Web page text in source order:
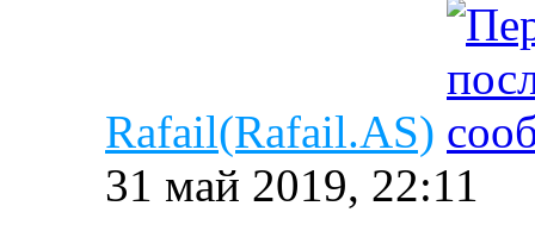
Rafail(Rafail.AS)
31 май 2019, 22:11